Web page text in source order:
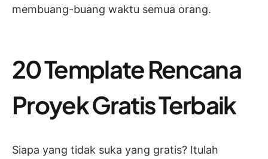
membuang-buang waktu semua orang.
20 Template Rencana
Proyek Gratis Terbaik
Siapa yang tidak suka yang gratis? Itulah